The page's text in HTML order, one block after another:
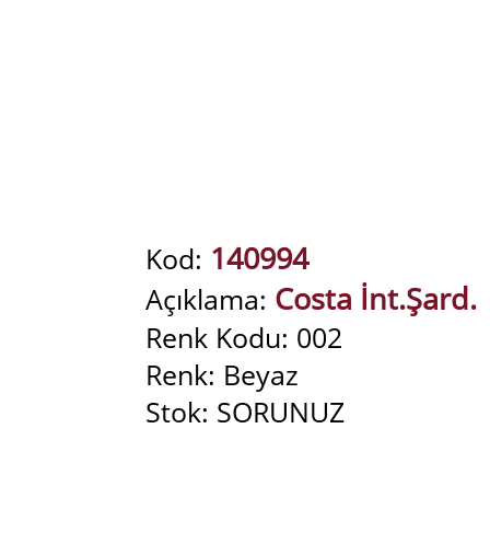
Kod: 140994
Açıklama: Costa İnt.Şard.
Renk Kodu: 002
Renk: Beyaz
Stok: SORUNUZ